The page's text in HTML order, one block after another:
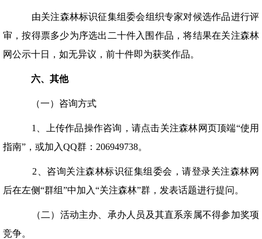
由关注森林标识征集组委会组织专家对候选作品进行评
审，按得票多少为序选出二十件入围作品，将结果在关注森林
网公示十日，如无异议，前十件即为获奖作品。
六、其他
（一）咨询方式
1、上传作品操作咨询，请点击关注森林网页顶端“使用
指南”，或加入QQ群：206949738。
2、咨询关注森林标识征集组委会，请登录关注森林网
后在左侧“群组”中加入“关注森林”群，发表话题进行提问。
（二）活动主办、承办人员及其直系亲属不得参加奖项
竞争。